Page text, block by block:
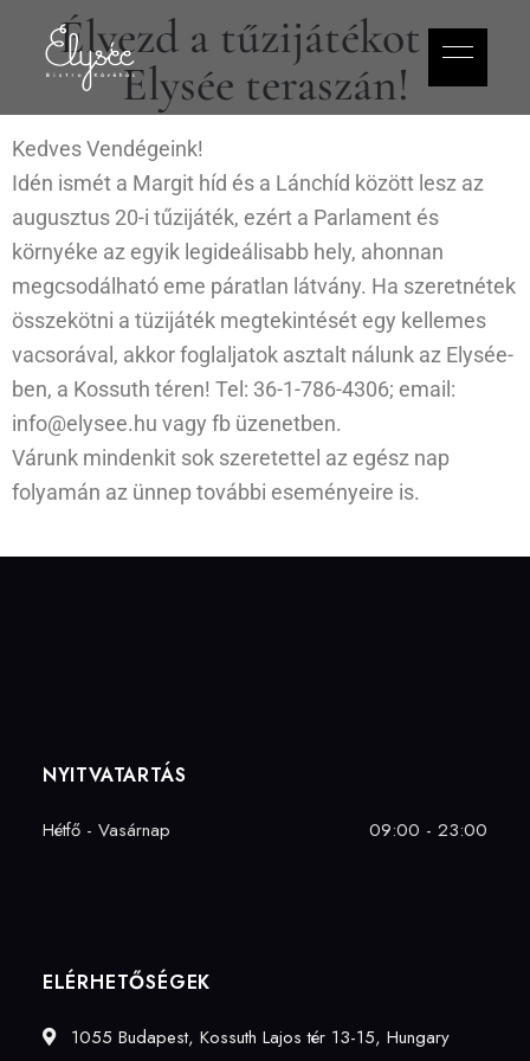
Élvezd a tűzijátékot az
Elysée teraszán!
Kedves Vendégeink!
Idén ismét a Margit híd és a Lánchíd között lesz az
augusztus 20-i tűzijáték, ezért a Parlament és
környéke az egyik legideálisabb hely, ahonnan
megcsodálható eme páratlan látvány. Ha szeretnétek
összekötni a tüzijáték megtekintését egy kellemes
vacsorával, akkor foglaljatok asztalt nálunk az Elysée-
ben, a Kossuth téren! Tel: 36-1-786-4306; email:
info@elysee.hu vagy fb üzenetben.
Várunk mindenkit sok szeretettel az egész nap
folyamán az ünnep további eseményeire is.
NYITVATARTÁS
Hétfő - Vasárnap 09:00 - 23:00
ELÉRHETŐSÉGEK
1055 Budapest, Kossuth Lajos tér 13-15, Hungary